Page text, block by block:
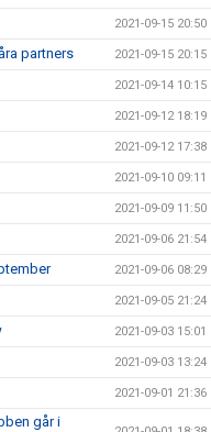
2021-09-15 20:50
partners 2021-09-15 20:15
2021-09-14 10:15
2021-09-12 18:19
2021-09-12 17:38
2021-09-10 09:11
2021-09-09 11:50
2021-09-06 21:54
2021-09-06 08:29
2021-09-05 21:24
2021-09-03 15:01
2021-09-03 13:24
2021-09-01 21:36
går i